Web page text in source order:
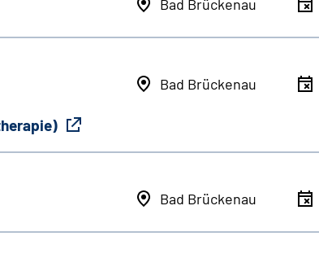
Bad Brückenau
Bad Brückenau
Bad Brückenau